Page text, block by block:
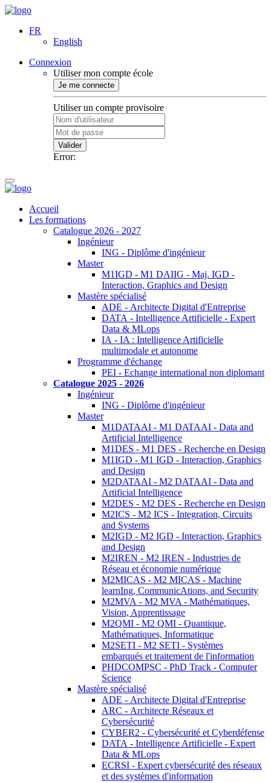
FR
English
Connexion
Utiliser mon compte école
Je me connecte
Utiliser un compte provisoire
Valider
Error:
Accueil
Les formations
Catalogue 2026 - 2027
Ingénieur
ING - Diplôme d'ingénieur
Master
M1IGD - M1 DAIIG - Maj. IGD -
Interaction, Graphics and Design
Mastère spécialisé
ADE - Architecte Digital d'Entreprise
DATA - Intelligence Artificielle - Expert
Data & MLops
IA - IA : Intelligence Artificielle
multimodale et autonome
Programme d'échange
PEI - Echange international non diplomant
Catalogue 2025 - 2026
Ingénieur
ING - Diplôme d'ingénieur
Master
M1DATAAI - M1 DATAAI - Data and
Artificial Intelligence
M1DES - M1 DES - Recherche en Design
M1IGD - M1 IGD - Interaction, Graphics
and Design
M2DATAAI - M2 DATAAI - Data and
Artificial Intelligence
M2DES - M2 DES - Recherche en Design
M2ICS - M2 ICS - Integration, Circuits
and Systems
M2IGD - M2 IGD - Interaction, Graphics
and Design
M2IREN - M2 IREN - Industries de
Réseau et économie numérique
M2MICAS - M2 MICAS - Machine
learnIng, CommunicAtions, and Security
M2MVA - M2 MVA - Mathématiques,
Vision, Apprentissage
M2QMI - M2 QMI - Quantique,
Mathématiques, Informatique
M2SETI - M2 SETI - Systèmes
embarqués et traitement de l'information
PHDCOMPSC - PhD Track - Computer
Science
Mastère spécialisé
ADE - Architecte Digital d'Entreprise
ARC - Architecte Réseaux et
Cybersécurité
CYBER2 - Cybersécurité et Cyberdéfense
DATA - Intelligence Artificielle - Expert
Data & MLops
ECRSI - Expert cybersécurité des réseaux
et des systèmes d'information